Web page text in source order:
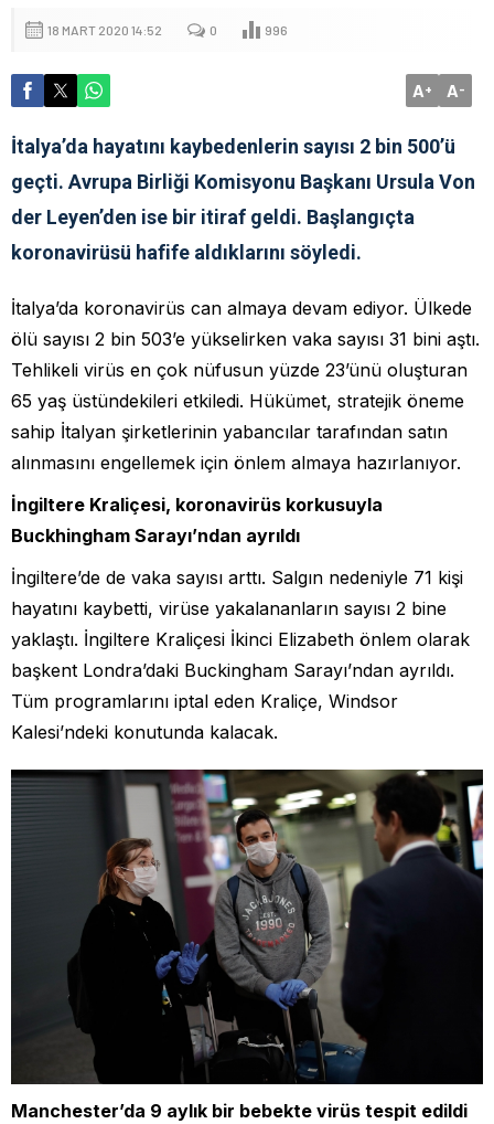
18 MART 2020 14:52 0 996
A+ A-
İtalya’da hayatını kaybedenlerin sayısı 2 bin 500’ü
geçti. Avrupa Birliği Komisyonu Başkanı Ursula Von
der Leyen’den ise bir itiraf geldi. Başlangıçta
koronavirüsü hafife aldıklarını söyledi.
İtalya’da koronavirüs can almaya devam ediyor. Ülkede
ölü sayısı 2 bin 503’e yükselirken vaka sayısı 31 bini aştı.
Tehlikeli virüs en çok nüfusun yüzde 23’ünü oluşturan
65 yaş üstündekileri etkiledi. Hükümet, stratejik öneme
sahip İtalyan şirketlerinin yabancılar tarafından satın
alınmasını engellemek için önlem almaya hazırlanıyor.
İngiltere Kraliçesi, koronavirüs korkusuyla
Buckhingham Sarayı’ndan ayrıldı
İngiltere’de de vaka sayısı arttı. Salgın nedeniyle 71 kişi
hayatını kaybetti, virüse yakalananların sayısı 2 bine
yaklaştı. İngiltere Kraliçesi İkinci Elizabeth önlem olarak
başkent Londra’daki Buckingham Sarayı’ndan ayrıldı.
Tüm programlarını iptal eden Kraliçe, Windsor
Kalesi’ndeki konutunda kalacak.
Manchester’da 9 aylık bir bebekte virüs tespit edildi